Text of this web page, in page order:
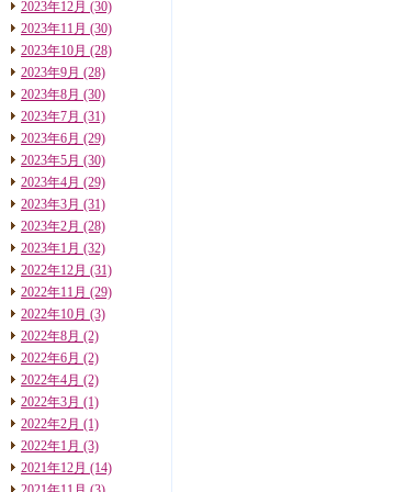
2023年12月 (30)
2023年11月 (30)
2023年10月 (28)
2023年9月 (28)
2023年8月 (30)
2023年7月 (31)
2023年6月 (29)
2023年5月 (30)
2023年4月 (29)
2023年3月 (31)
2023年2月 (28)
2023年1月 (32)
2022年12月 (31)
2022年11月 (29)
2022年10月 (3)
2022年8月 (2)
2022年6月 (2)
2022年4月 (2)
2022年3月 (1)
2022年2月 (1)
2022年1月 (3)
2021年12月 (14)